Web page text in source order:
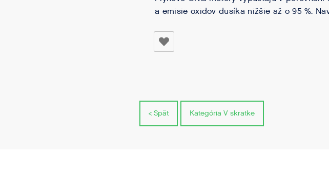
a emisie oxidov dusíka nižšie až o 95 %.
< Spät Kategória V skratke